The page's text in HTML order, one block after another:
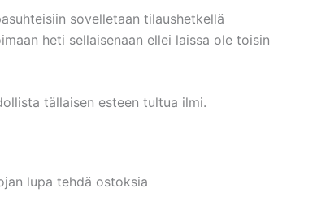
sovelletaan tilaushetkellä
heti sellaisenaan ellei laissa ole toisin
tällaisen esteen tultua ilmi.
lupa tehdä ostoksia